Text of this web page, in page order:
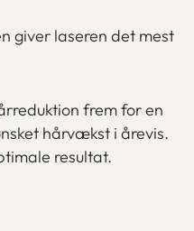
giver laseren det mest
frem for en
hårvækst i årevis.
resultat.